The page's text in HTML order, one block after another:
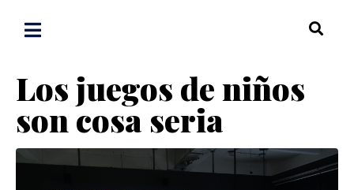
Los juegos de niños
son cosa seria